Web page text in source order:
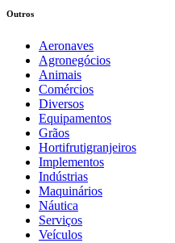
Outros
Aeronaves
Agronegócios
Animais
Comércios
Diversos
Equipamentos
Grãos
Hortifrutigranjeiros
Implementos
Indústrias
Maquinários
Náutica
Serviços
Veículos